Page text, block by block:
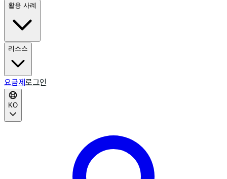
활용 사례
리소스
요금제 로그인
KO